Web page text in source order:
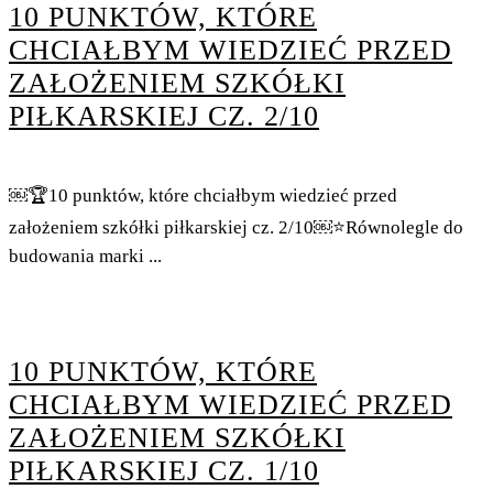
10 PUNKTÓW, KTÓRE
CHCIAŁBYM WIEDZIEĆ PRZED
ZAŁOŻENIEM SZKÓŁKI
PIŁKARSKIEJ CZ. 2/10
￼🏆10 punktów, które chciałbym wiedzieć przed
założeniem szkółki piłkarskiej cz. 2/10￼⭐Równolegle do
budowania marki ...
10 PUNKTÓW, KTÓRE
CHCIAŁBYM WIEDZIEĆ PRZED
ZAŁOŻENIEM SZKÓŁKI
PIŁKARSKIEJ CZ. 1/10